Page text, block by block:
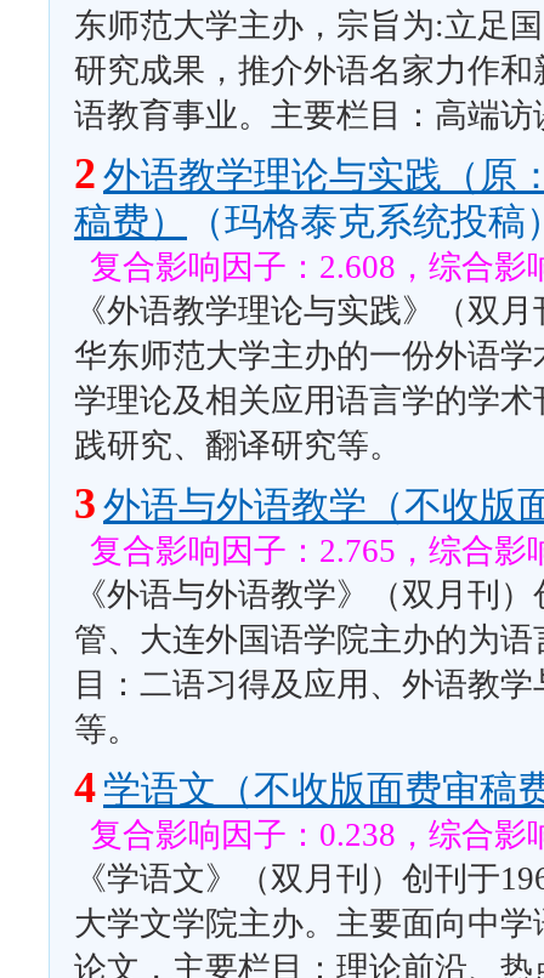
东师范大学主办，宗旨为:立足
研究成果，推介外语名家力作
语教育事业。主要栏目：高端
2 外语教学理论与实践（原
稿费）
（玛格泰克系统投稿
复合影响因子：2.608，综合影
《外语教学理论与实践》（双
华东师范大学主办的一份外语
学理论及相关应用语言学的学
践研究、翻译研究等。
3 外语与外语教学（不收版
复合影响因子：2.765，综合影
《外语与外语教学》（双月刊
管、大连外国语学院主办的为
目：二语习得及应用、外语教
等。
4 学语文（不收版面费审稿
复合影响因子：0.238，综合影
《学语文》（双月刊）创刊于
大学文学院主办。主要面向中
论文，主要栏目：理论前沿、